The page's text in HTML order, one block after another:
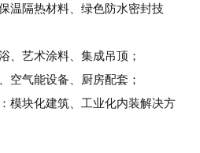
温隔热材料、绿色防水密封技
、艺术涂料、集成吊顶；
空气能设备、厨房配套；
模块化建筑、工业化内装解决方